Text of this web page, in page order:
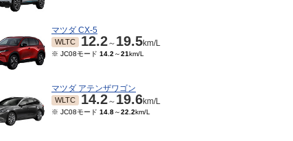
マツダ CX-5
WLTC 12.2～ 19.5km/L
※ JC08モード 14.2 ～21km/L
マツダ アテンザワゴン
WLTC 14.2～ 19.6km/L
※ JC08モード 14.8～22.2km/L